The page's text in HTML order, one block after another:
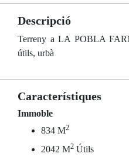
Descripció
Terreny a LA POBLA
útils, urbà
Característiques
Immoble
834 M2
2042 M2 Útils